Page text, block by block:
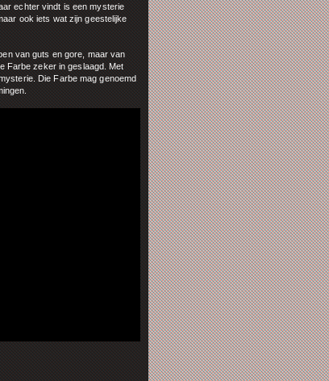
echter vindt is een mysterie
ook iets wat zijn geestelijke
van guts en gore, maar van
Farbe zeker in geslaagd. Met
Die Farbe mag genoemd